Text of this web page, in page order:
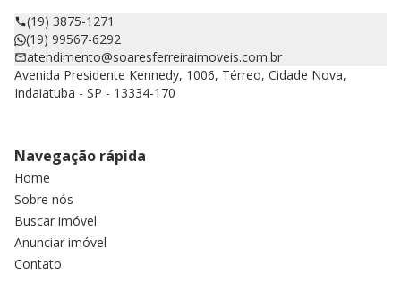
(19) 3875-1271
(19) 99567-6292
atendimento@soaresferreiraimoveis.com.br
Avenida Presidente Kennedy, 1006, Térreo, Cidade Nova,
Indaiatuba - SP - 13334-170
Navegação rápida
Home
Sobre nós
Buscar imóvel
Anunciar imóvel
Contato